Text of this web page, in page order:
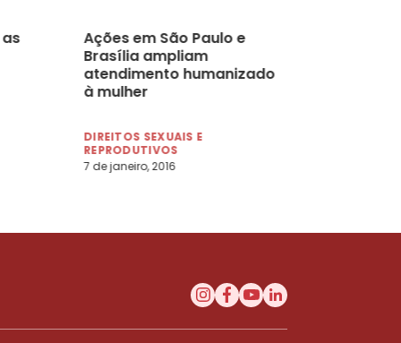
Ações em São Paulo e
Brasília ampliam
atendimento humanizado
à mulher
DIREITOS SEXUAIS E
REPRODUTIVOS
7 de janeiro, 2016